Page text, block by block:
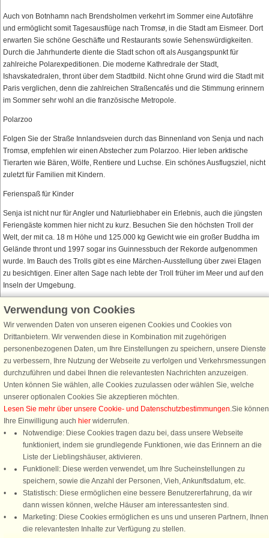
Auch von Botnhamn nach Brendsholmen verkehrt im Sommer eine Autofähre
und ermöglicht somit Tagesausflüge nach Tromsø, in die Stadt am Eismeer. Dort
erwarten Sie schöne Geschäfte und Restaurants sowie Sehenswürdigkeiten.
Durch die Jahrhunderte diente die Stadt schon oft als Ausgangspunkt für
zahlreiche Polarexpeditionen. Die moderne Kathredrale der Stadt,
Ishavskatedralen, thront über dem Stadtbild. Nicht ohne Grund wird die Stadt mit
Paris verglichen, denn die zahlreichen Straßencafés und die Stimmung erinnern
im Sommer sehr wohl an die französische Metropole.
Polarzoo
Folgen Sie der Straße Innlandsveien durch das Binnenland von Senja und nach
Tromsø, empfehlen wir einen Abstecher zum Polarzoo. Hier leben arktische
Tierarten wie Bären, Wölfe, Rentiere und Luchse. Ein schönes Ausflugsziel, nicht
zuletzt für Familien mit Kindern.
Ferienspaß für Kinder
Senja ist nicht nur für Angler und Naturliebhaber ein Erlebnis, auch die jüngsten
Feriengäste kommen hier nicht zu kurz. Besuchen Sie den höchsten Troll der
Welt, der mit ca. 18 m Höhe und 125.000 kg Gewicht wie ein großer Buddha im
Gelände thront und 1997 sogar ins Guinnessbuch der Rekorde aufgenommen
wurde. Im Bauch des Trolls gibt es eine Märchen-Ausstellung über zwei Etagen
zu besichtigen. Einer alten Sage nach lebte der Troll früher im Meer und auf den
Inseln der Umgebung.
Schließen Sie sich 100.000 Ferienhaus-Fans an
Erhalten Sie einen Willkommensgutschein von 25 €für Ihren nächsten
Ferienhausurlaub - melden Sie sich einfach für den DanCenter Newsletter
an. Verpassen Sie nie wieder exklusive Angebote, Gewinnspiele und
Urlaubstipps!
Newsletter abonnieren
Folgen Sie uns:
DanCenter Kundenbewertung
Verwendung von Cookies
Wir verwenden Daten von unseren eigenen Cookies und Cookies von
Drittanbietern. Wir verwenden diese in Kombination mit zugehörigen
personenbezogenen Daten, um Ihre Einstellungen zu speichern, unsere Dienste
zu verbessern, Ihre Nutzung der Webseite zu verfolgen und Verkehrsmessungen
durchzuführen und dabei Ihnen die relevantesten Nachrichten anzuzeigen.
Unten können Sie wählen, alle Cookies zuzulassen oder wählen Sie, welche
unserer optionalen Cookies Sie akzeptieren möchten.
Lesen Sie mehr über unsere Cookie- und Datenschutzbestimmungen.Sie können
Ihre Einwilligung auch hier widerrufen.
Notwendige: Diese Cookies tragen dazu bei, dass unsere Webseite
funktioniert, indem sie grundlegende Funktionen, wie das Erinnern an die
Liste der Lieblingshäuser, aktivieren.
Funktionell: Diese werden verwendet, um Ihre Sucheinstellungen zu
speichern, sowie die Anzahl der Personen, Vieh, Ankunftsdatum, etc.
Statistisch: Diese ermöglichen eine bessere Benutzererfahrung, da wir
dann wissen können, welche Häuser am interessantesten sind.
Marketing: Diese Cookies ermöglichen es uns und unseren Partnern, Ihnen
die relevantesten Inhalte zur Verfügung zu stellen.